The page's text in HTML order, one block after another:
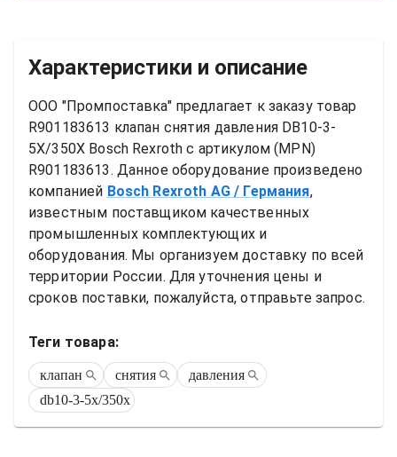
Характеристики и описание
ООО "Промпоставка" предлагает к заказу товар
R901183613 клапан снятия давления DB10-3-
5X/350X Bosch Rexroth
с артикулом (MPN)
R901183613. Данное оборудование произведено
компанией Bosch Rexroth AG / Германия,
известным поставщиком качественных
промышленных комплектующих и
оборудования. Мы организуем доставку по всей
территории России. Для уточнения цены и
сроков поставки, пожалуйста, отправьте запрос.
Теги товара:
клапан снятия
давления
db10-3-5x/350x